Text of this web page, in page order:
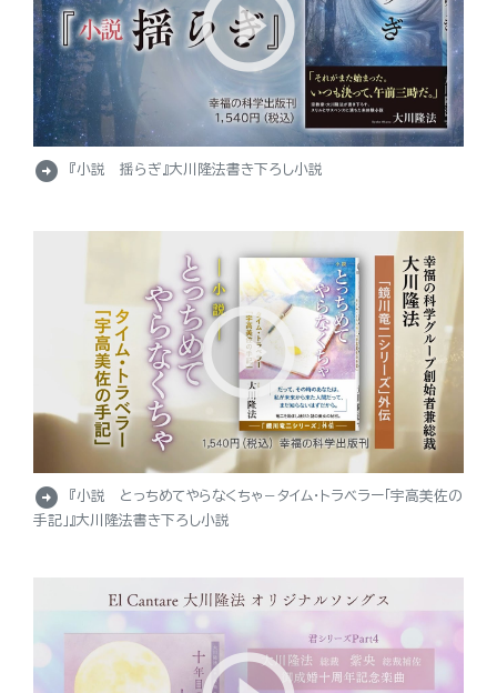
arrow_circle_right 『小説 揺らぎ』大川隆法書き下ろし小説
arrow_circle_right
『小説 とっちめてやらなくちゃ－タイム・トラベラー「宇高美佐の
手記」』大川隆法書き下ろし小説